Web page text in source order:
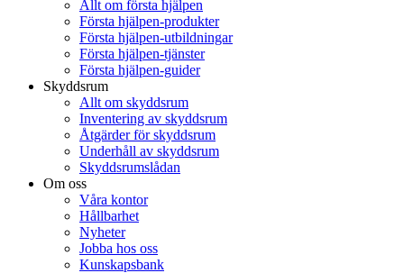
Allt om första hjälpen
Första hjälpen-produkter
Första hjälpen-utbildningar
Första hjälpen-tjänster
Första hjälpen-guider
Skyddsrum
Allt om skyddsrum
Inventering av skyddsrum
Åtgärder för skyddsrum
Underhåll av skyddsrum
Skyddsrumslådan
Om oss
Våra kontor
Hållbarhet
Nyheter
Jobba hos oss
Kunskapsbank